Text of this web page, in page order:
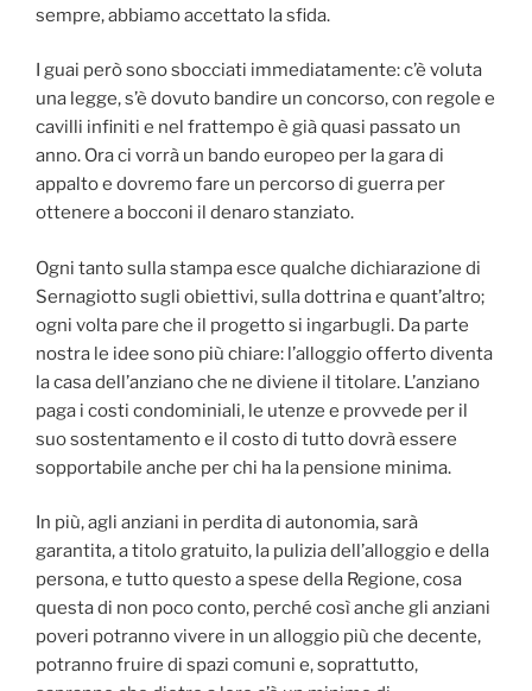
sempre, abbiamo accettato la sfida.
I guai però sono sbocciati immediatamente: c’è voluta
una legge, s’è dovuto bandire un concorso, con regole e
cavilli infiniti e nel frattempo è già quasi passato un
anno. Ora ci vorrà un bando europeo per la gara di
appalto e dovremo fare un percorso di guerra per
ottenere a bocconi il denaro stanziato.
Ogni tanto sulla stampa esce qualche dichiarazione di
Sernagiotto sugli obiettivi, sulla dottrina e quant’altro;
ogni volta pare che il progetto si ingarbugli. Da parte
nostra le idee sono più chiare: l’alloggio offerto diventa
la casa dell’anziano che ne diviene il titolare. L’anziano
paga i costi condominiali, le utenze e provvede per il
suo sostentamento e il costo di tutto dovrà essere
sopportabile anche per chi ha la pensione minima.
In più, agli anziani in perdita di autonomia, sarà
garantita, a titolo gratuito, la pulizia dell’alloggio e della
persona, e tutto questo a spese della Regione, cosa
questa di non poco conto, perché così anche gli anziani
poveri potranno vivere in un alloggio più che decente,
potranno fruire di spazi comuni e, soprattutto,